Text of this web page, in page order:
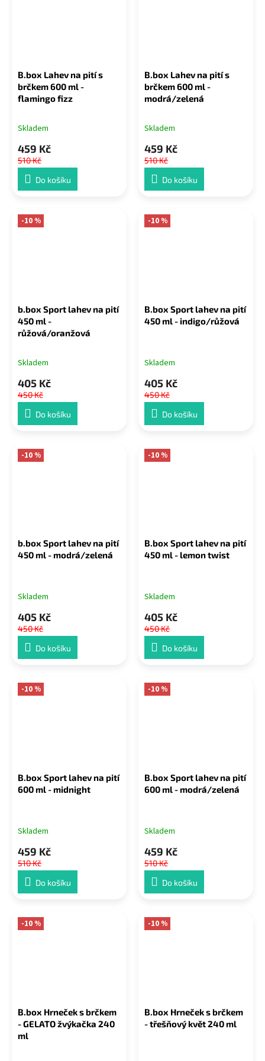
B.box Lahev na pití s
brčkem 600 ml -
flamingo fizz
Skladem
459 Kč
510 Kč
Do košíku
B.box Lahev na pití s
brčkem 600 ml -
modrá/zelená
Skladem
459 Kč
510 Kč
Do košíku
-10 %
b.box Sport lahev na pití
450 ml -
růžová/oranžová
Skladem
405 Kč
450 Kč
Do košíku
-10 %
B.box Sport lahev na pití
450 ml - indigo/růžová
Skladem
405 Kč
450 Kč
Do košíku
-10 %
b.box Sport lahev na pití
450 ml - modrá/zelená
Skladem
405 Kč
450 Kč
Do košíku
-10 %
B.box Sport lahev na pití
450 ml - lemon twist
Skladem
405 Kč
450 Kč
Do košíku
-10 %
B.box Sport lahev na pití
600 ml - midnight
Skladem
459 Kč
510 Kč
Do košíku
-10 %
B.box Sport lahev na pití
600 ml - modrá/zelená
Skladem
459 Kč
510 Kč
Do košíku
-10 %
B.box Hrneček s brčkem
- GELATO žvýkačka 240
ml
-10 %
B.box Hrneček s brčkem
- třešňový květ 240 ml